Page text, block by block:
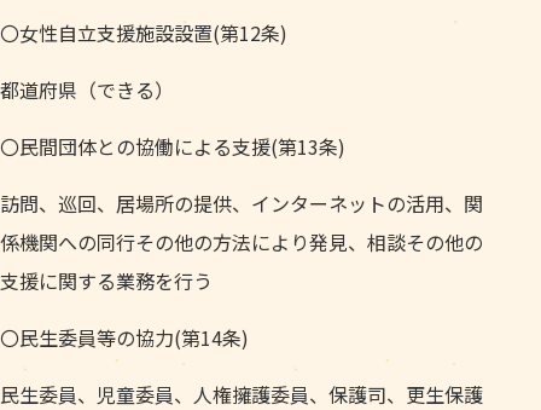
〇女性自立支援施設設置(第12条)
都道府県（できる）
〇民間団体との協働による支援(第13条)
訪問、巡回、居場所の提供、インターネットの活用、関
係機関への同行その他の方法により発見、相談その他の
支援に関する業務を行う
〇民生委員等の協力(第14条)
民生委員、児童委員、人権擁護委員、保護司、更生保護